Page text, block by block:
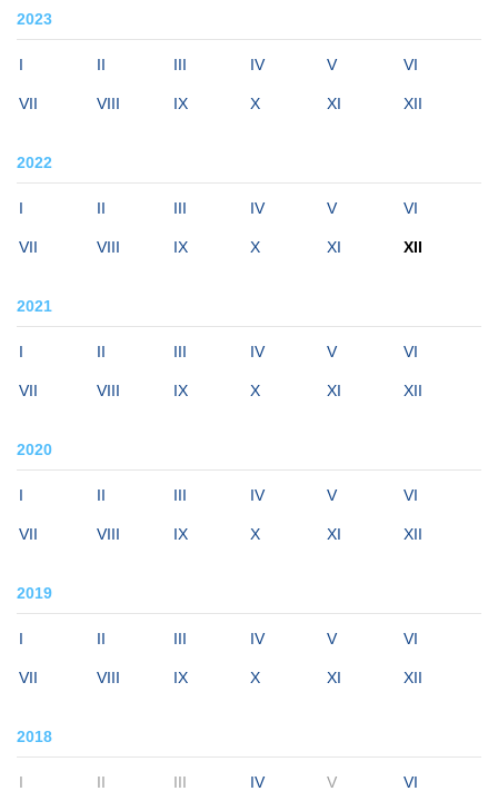
2023
I II III IV V VI
VII VIII IX X XI XII
2022
I II III IV V VI
VII VIII IX X XI XII
2021
I II III IV V VI
VII VIII IX X XI XII
2020
I II III IV V VI
VII VIII IX X XI XII
2019
I II III IV V VI
VII VIII IX X XI XII
2018
I II III IV V VI